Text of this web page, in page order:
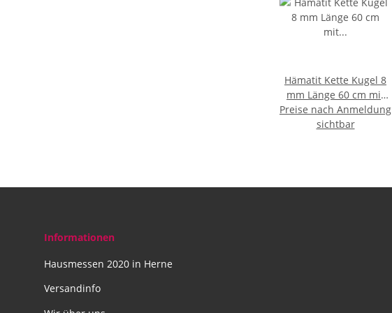
Hämatit Kette Kugel 8
mm Länge 60 cm mit
Karabinerverschluss
Preise nach Anmeldung
sichtbar
Informationen
Hausmessen 2020 in Herne
Versandinfo